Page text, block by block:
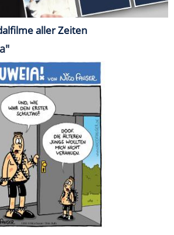
aller Zeiten